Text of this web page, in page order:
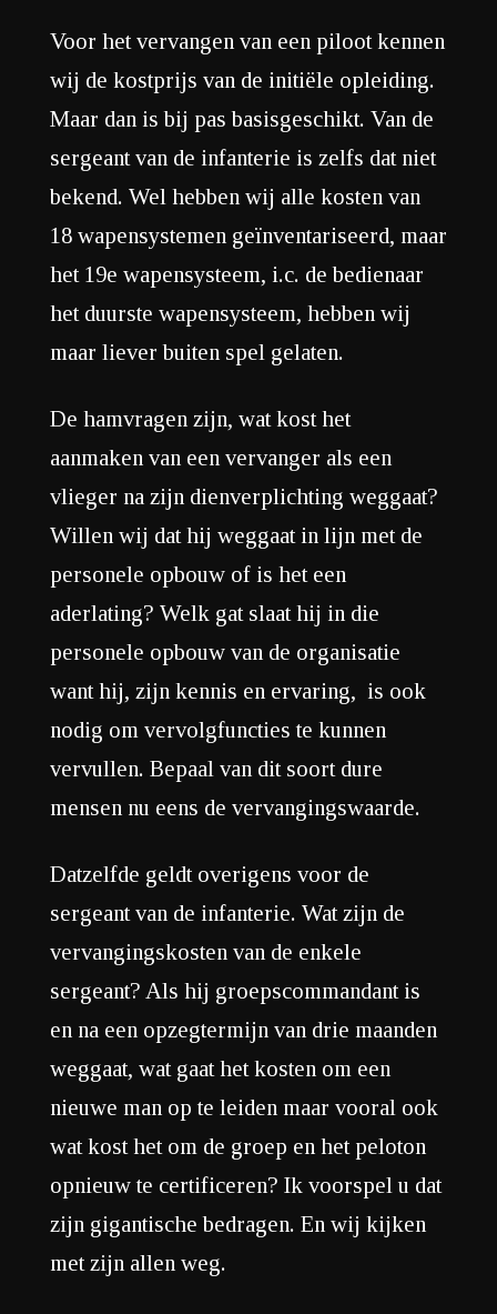
Voor het vervangen van een piloot kennen
wij de kostprijs van de initiële opleiding.
Maar dan is bij pas basisgeschikt. Van de
sergeant van de infanterie is zelfs dat niet
bekend. Wel hebben wij alle kosten van
18 wapensystemen geïnventariseerd, maar
het 19e wapensysteem, i.c. de bedienaar
het duurste wapensysteem, hebben wij
maar liever buiten spel gelaten.
De hamvragen zijn, wat kost het
aanmaken van een vervanger als een
vlieger na zijn dienverplichting weggaat?
Willen wij dat hij weggaat in lijn met de
personele opbouw of is het een
aderlating? Welk gat slaat hij in die
personele opbouw van de organisatie
want hij, zijn kennis en ervaring, is ook
nodig om vervolgfuncties te kunnen
vervullen. Bepaal van dit soort dure
mensen nu eens de vervangingswaarde.
Datzelfde geldt overigens voor de
sergeant van de infanterie. Wat zijn de
vervangingskosten van de enkele
sergeant? Als hij groepscommandant is
en na een opzegtermijn van drie maanden
weggaat, wat gaat het kosten om een
nieuwe man op te leiden maar vooral ook
wat kost het om de groep en het peloton
opnieuw te certificeren? Ik voorspel u dat
zijn gigantische bedragen. En wij kijken
met zijn allen weg.